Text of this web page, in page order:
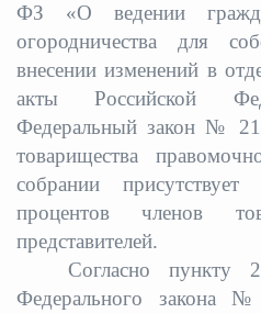
ФЗ «О ведении
огородничества для
внесении изменений в
акты Российской
Федеральный закон №
товарищества
собрании
процентов членов
представителей.
Согласно пункту
Федерального закона